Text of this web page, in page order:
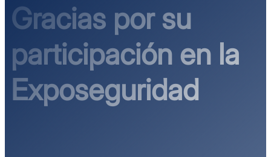
Gracias por su
participación en la
Exposeguridad